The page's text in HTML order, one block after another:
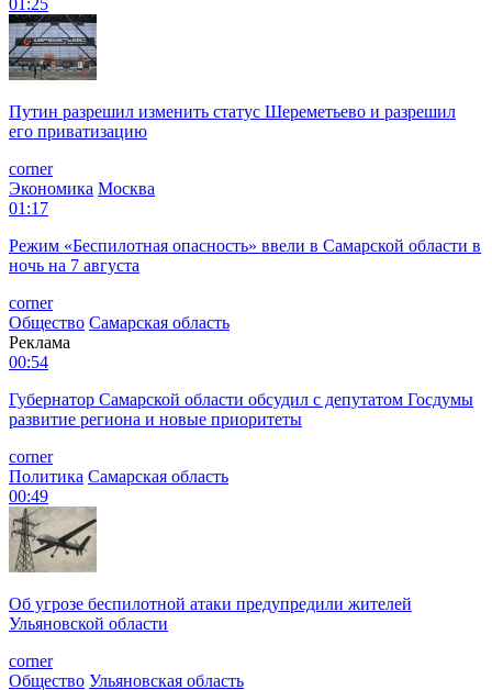
Путин разрешил изменить статус Шереметьево и разрешил
его приватизацию
corner
Экономика Москва
01:17
Режим «Беспилотная опасность» ввели в Самарской области в
ночь на 7 августа
corner
Общество Самарская область
Реклама
00:54
Губернатор Самарской области обсудил с депутатом Госдумы
развитие региона и новые приоритеты
corner
Политика Самарская область
00:49
Об угрозе беспилотной атаки предупредили жителей
Ульяновской области
corner
Общество Ульяновская область